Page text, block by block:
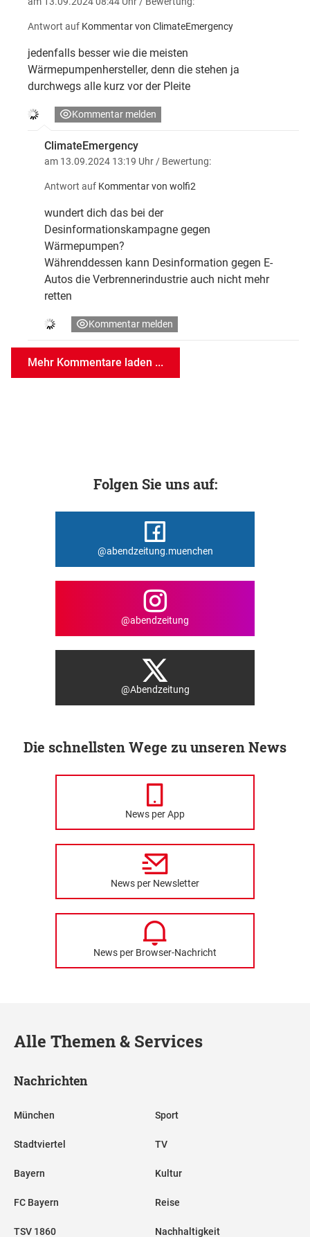
Antwort auf Kommentar von ClimateEmergency
jedenfalls besser wie die meisten
Wärmepumpenhersteller, denn die stehen ja
durchwegs alle kurz vor der Pleite
Kommentar melden
ClimateEmergency
am 13.09.2024 13:19 Uhr / Bewertung:
Antwort auf Kommentar von wolfi2
wundert dich das bei der
Desinformationskampagne gegen
Wärmepumpen?
Währenddessen kann Desinformation gegen E-
Autos die Verbrennerindustrie auch nicht mehr
retten
Kommentar melden
Mehr Kommentare laden ...
Folgen Sie uns auf:
@abendzeitung.muenchen
@abendzeitung
@Abendzeitung
Die schnellsten Wege zu unseren News
News per App
News per Newsletter
News per Browser-Nachricht
Alle Themen & Services
Nachrichten
München
Stadtviertel
Bayern
FC Bayern
TSV 1860
Sport
TV
Kultur
Reise
Nachhaltigkeit